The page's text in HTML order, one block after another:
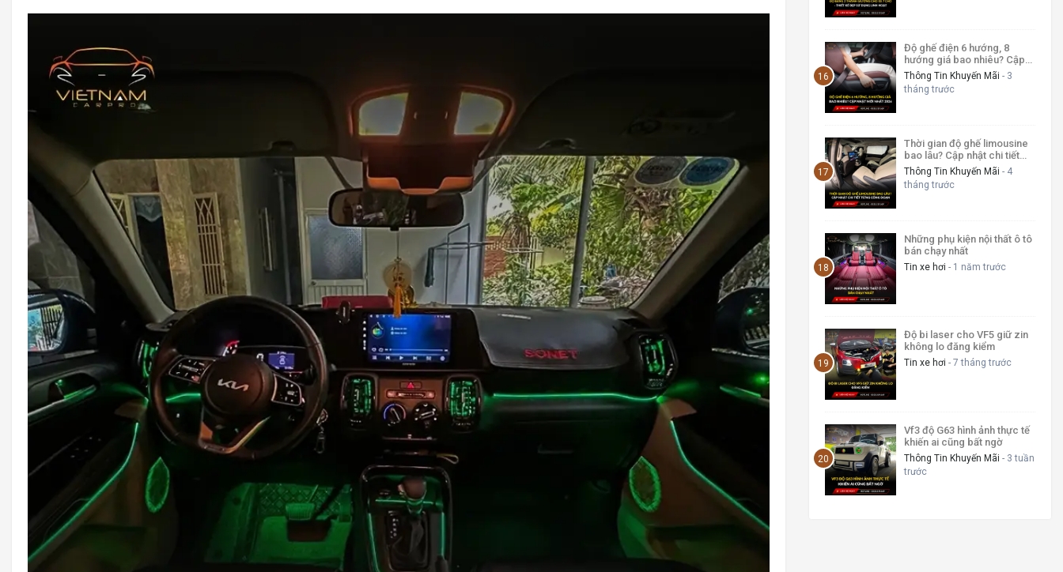
Độ ghế điện 6 hướng, 8
hướng giá bao nhiêu? Cập
nhật mới nhất 2026
Thông Tin Khuyến Mãi - 3
tháng trước
Thời gian độ ghế limousine
bao lâu? Cập nhật chi tiết
từng công đoạn
Thông Tin Khuyến Mãi - 4
tháng trước
Những phụ kiện nội thất ô tô
bán chạy nhất
Tin xe hơi - 1 năm trước
Độ bi laser cho VF5 giữ zin
không lo đăng kiểm
Tin xe hơi - 7 tháng trước
Vf3 độ G63 hình ảnh thực tế
khiến ai cũng bất ngờ
Thông Tin Khuyến Mãi - 3 tuần
trước